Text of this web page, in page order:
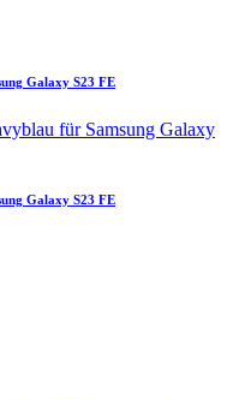
Galaxy S23 FE
Galaxy S23 FE